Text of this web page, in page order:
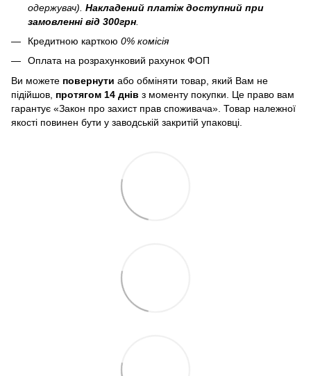
одержувач). Накладений платіж доступний при
замовленні від 300грн
Кредитною карткою 0% комісія
Оплата на розрахунковий рахунок ФОП
Ви можете повернути або обміняти товар, який Вам не
підійшов, протягом 14 днів з моменту покупки. Це право вам
гарантує «Закон про захист прав споживача». Товар належної
якості повинен бути у заводській закритій упаковці.